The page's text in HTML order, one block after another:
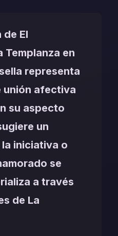
de El
Templanza en
representa
unión afectiva
su aspecto
un
iniciativa o
se
a través
de La